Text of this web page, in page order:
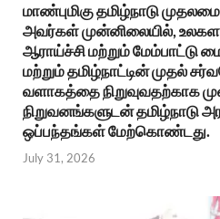
மாண்புமிகு தமிழ்நாடு
அவர்கள் முன்னிலையில்,
ஆராய்ச்சி மற்றும் மேம்பாட்டு
மற்றும் தமிழ்நாட்டின் முதல்
வளாகத்தை நிறுவுவதற்காக
நிறுவனங்களுடன் தமிழ்நாடு
ஒப்பந்தங்கள் மேற்கொண்டது.
July 31, 2026